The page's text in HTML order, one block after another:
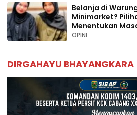
Belanja di
Minimarket?
Menentukan
Palopo
OPINI
DIRGAHAYU BHAYANGKARA